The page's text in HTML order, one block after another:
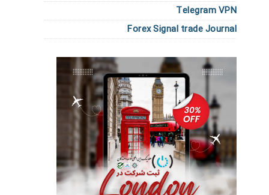
Telegram VPN
Forex Signal trade Journal